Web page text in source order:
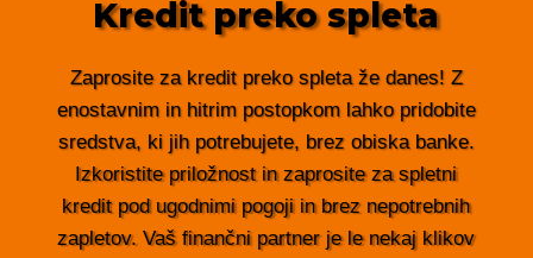
Kredit preko spleta
Zaprosite za kredit preko spleta že danes! Z
enostavnim in hitrim postopkom lahko pridobite
sredstva, ki jih potrebujete, brez obiska banke.
Izkoristite priložnost in zaprosite za spletni
kredit pod ugodnimi pogoji in brez nepotrebnih
zapletov. Vaš finančni partner je le nekaj klikov